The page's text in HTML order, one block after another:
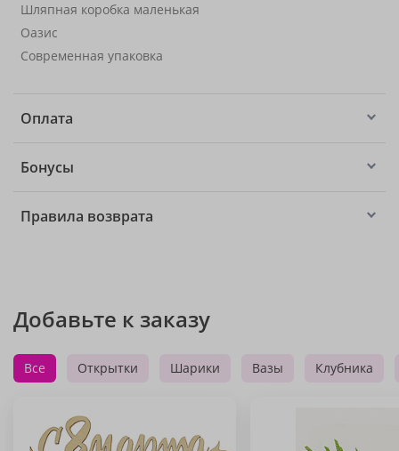
Шляпная коробка маленькая
Оазис
Современная упаковка
Оплата
Бонусы
Правила возврата
Добавьте к заказу
Все Открытки Шарики Вазы Клубника